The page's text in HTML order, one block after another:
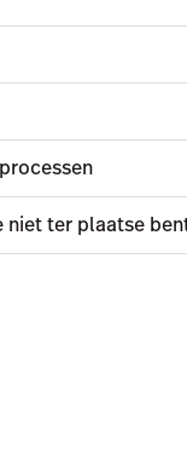
niet ter plaatse